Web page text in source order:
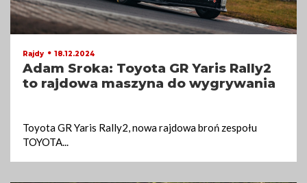
Rajdy 18.12.2024
Adam Sroka: Toyota GR Yaris Rally2
to rajdowa maszyna do wygrywania
Toyota GR Yaris Rally2, nowa rajdowa broń zespołu
TOYOTA...